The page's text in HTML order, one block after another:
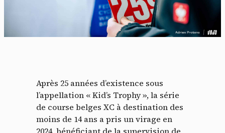
Après 25 années d’existence sous
l’appellation « Kid’s Trophy », la série
de course belges XC à destination des
moins de 14 ans a pris un virage en